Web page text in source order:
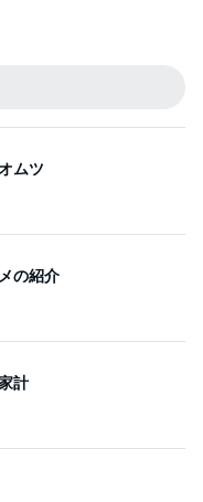
ムツ
の紹介
計